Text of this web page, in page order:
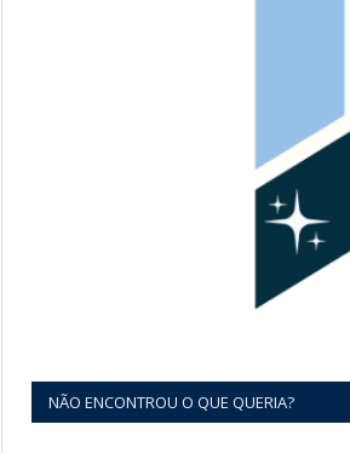
NÃO ENCONTROU O QUE QUERIA?